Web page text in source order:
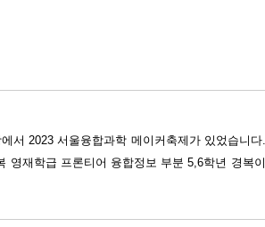
서 2023 서울융합과학 메이커축제가 있었습니
영재학급 프론티어 융합정보 부분 5,6학년 경복
재까지 경복혁신미래교육이라는 이름으로 미